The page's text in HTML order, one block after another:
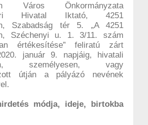
Város Önkormányzata
Hivatal Iktató, 4251
Szabadság tér 5. „A 4251
Széchenyi u. 1. 3/11. szám
értékesítése” feliratú zárt
január 9. napjáig, hivatali
személyesen, vagy
útján a pályázó nevének
módja, ideje, birtokba